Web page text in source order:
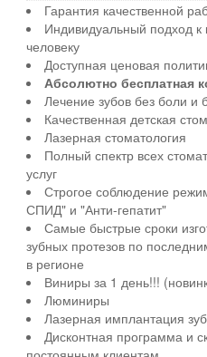
Гарантия качественной
Индивидуальный подход к
человеку
Доступная ценовая
Абсолютно бесплатная
Лечение зубов без боли
Качественная детская
Лазерная стоматология
Полный спектр всех
услуг
Строгое соблюдение
СПИД" и "Анти-гепатит"
Самые быстрые сроки
зубных протезов по
в регионе
Виниры за 1 день!!!
Люминиры
Лазерная имплантация
Дисконтная программа и